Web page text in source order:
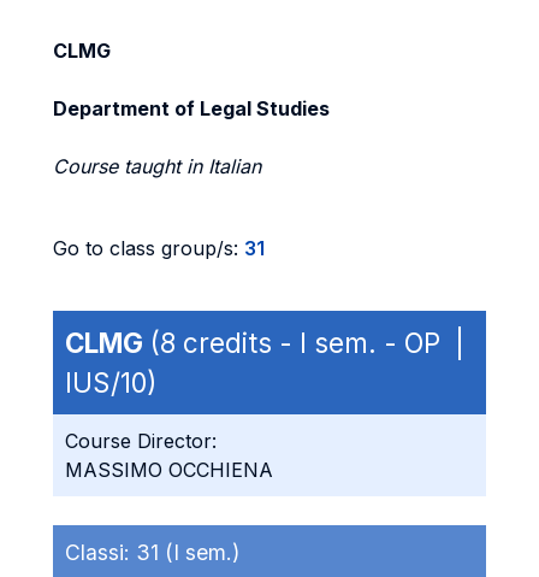
CLMG
Department of Legal Studies
Course taught in Italian
Go to class group/s: 31
CLMG (8 credits - I sem. - OP |
IUS/10)
Course Director:
MASSIMO OCCHIENA
Classi: 31 (I sem.)